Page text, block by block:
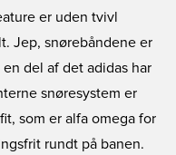
er uden tvivl
Jep, snørebåndene er
del af det adidas har
snøresystem er
som er alfa omega for
rundt på banen.